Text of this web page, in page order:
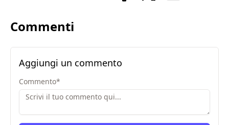
Commenti
Aggiungi un commento
Commento*